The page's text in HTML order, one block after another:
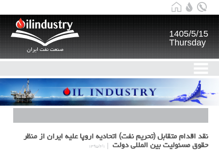
صنعت نفت ایران
1405/5/15
Thursday
نقد اقدام متقابل (تحريم نفت) اتحاديه اروپا عليه ايران از منظر
حقوق مسئوليت بين المللي دولت
۱۳۹۵/۲/۱